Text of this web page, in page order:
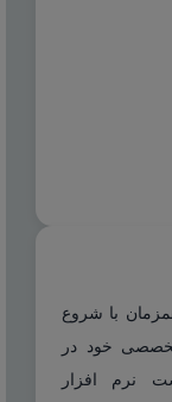
مشاوره هاله افزار از سال ۱۳۷۷ همزمان با شروع
تخصصی خود در
نرم افزار